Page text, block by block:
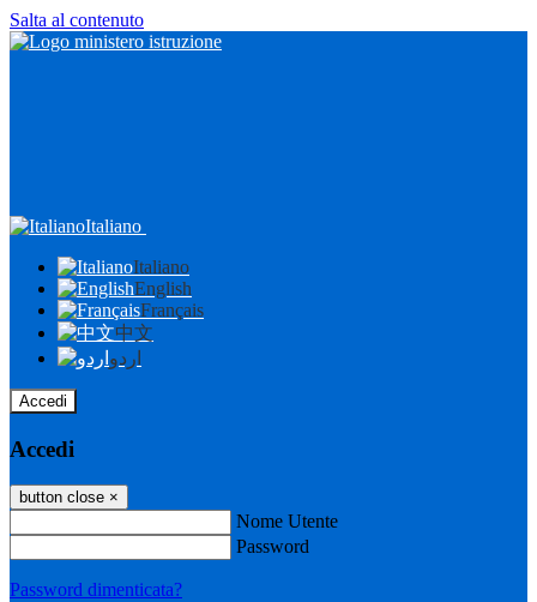
Salta al contenuto
Italiano
Italiano
English
Français
中文
اردو
Accedi
Accedi
button close ×
Nome Utente
Password
Password dimenticata?